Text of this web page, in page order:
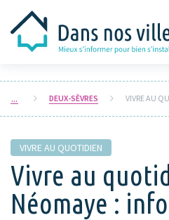
DEUX-SÈVRES VIVRE AU
VIVRE AU QUOTIDIEN
Vivre au
Néomaye :